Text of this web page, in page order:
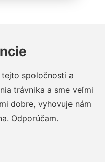
spoločnosti a
trávnika a sme veľmi
dobre, vyhovuje nám
Odporúčam.